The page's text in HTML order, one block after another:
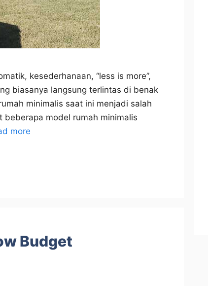
kesederhanaan, “less is more”,
biasanya langsung terlintas di benak
minimalis saat ini menjadi salah
beberapa model rumah minimalis
more
Budget